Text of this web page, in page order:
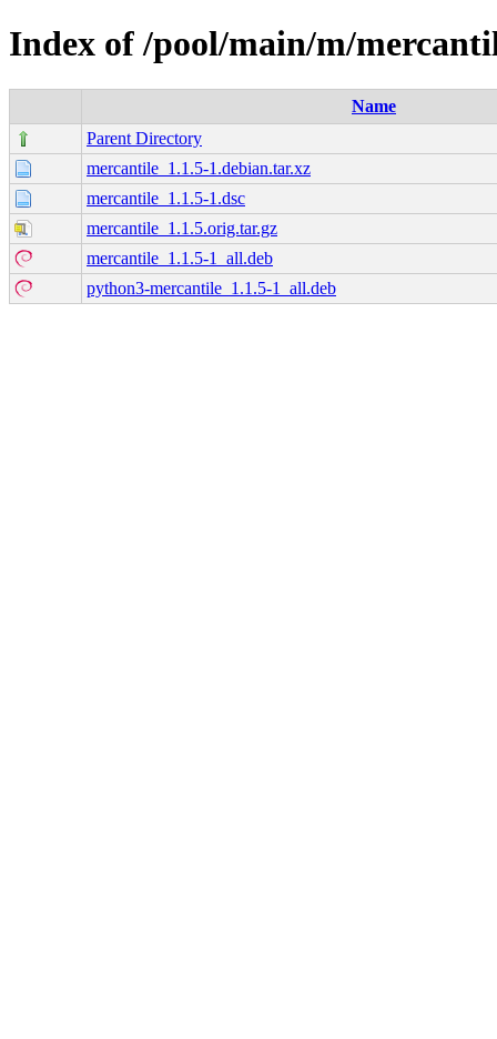
Index of /pool/main/m/
Name
Parent Directory
mercantile_1.1.5-1.debian.tar.xz
mercantile_1.1.5-1.dsc
mercantile_1.1.5.orig.tar.gz
mercantile_1.1.5-1_all.deb
python3-mercantile_1.1.5-1_all.deb